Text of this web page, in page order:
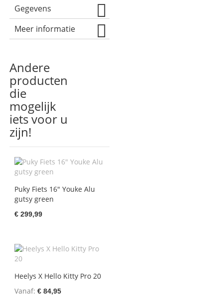
Gegevens
Meer informatie
Andere
producten
die
mogelijk
iets voor u
zijn!
Puky Fiets 16" Youke Alu
gutsy green
€ 299,99
Heelys X Hello Kitty Pro 20
Vanaf € 84,95